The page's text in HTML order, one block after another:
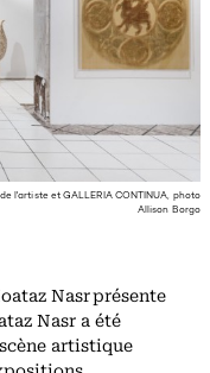
l'artiste et GALLERIA CONTINUA, photo
Allison Borgo
Nasr présente
Nasr a été
artistique